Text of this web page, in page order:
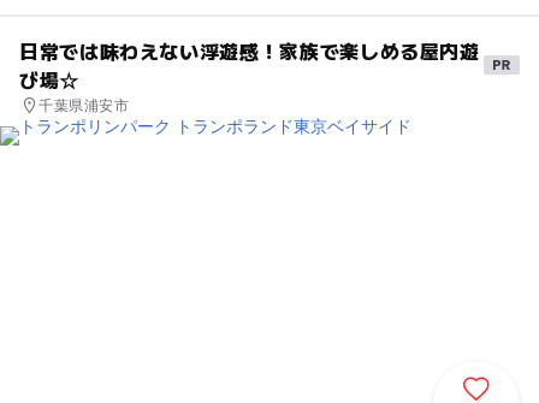
日常では味わえない浮遊感！家族で楽しめる屋内遊
び場☆
千葉県浦安市